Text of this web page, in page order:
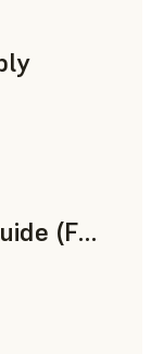
Surgical Guide Implant Guide (Form 4)